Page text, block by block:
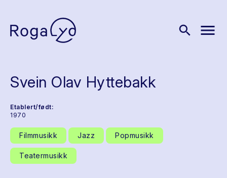
search menu
Svein Olav Hyttebakk
Etablert/født:
1970
Filmmusikk Jazz Popmusikk
Teatermusikk